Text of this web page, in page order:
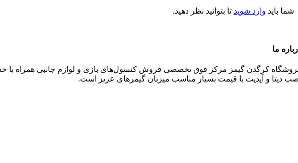
شما باید وارد شوید تا بتوانید نظر دهید.
ما
کرگدن گیمز مرکز فوق تخصصی فروش کنسول‌های بازی و‌‌ لوازم جانبی همراه با
دیتا و آپدیت با قیمت بسیار مناسب میزبان گیمرهای عزیز است.